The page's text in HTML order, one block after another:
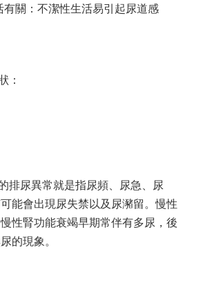
有關：不潔性生活易引起尿道感
：
排尿異常就是指尿頻、尿急、尿
能會出現尿失禁以及尿瀦留。慢性
性腎功能衰竭早期常伴有多尿，後
的現象。